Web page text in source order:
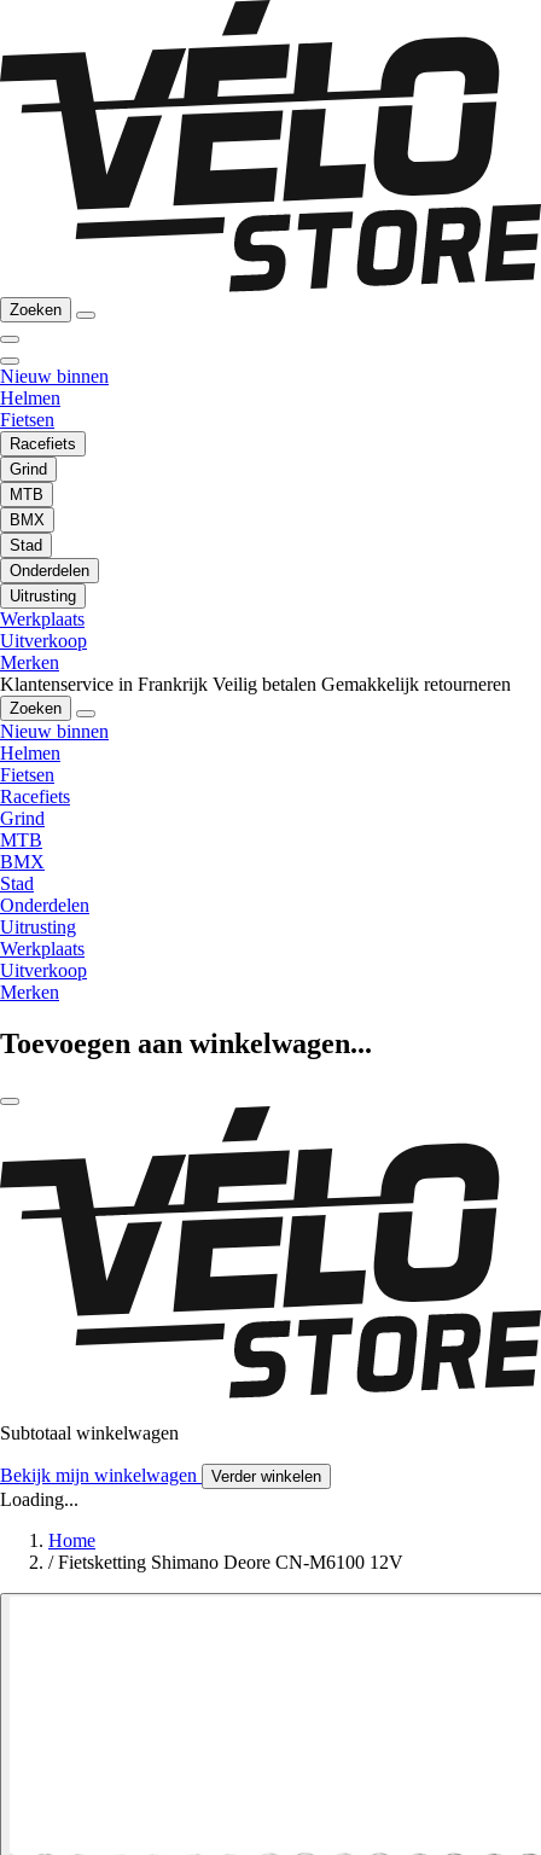
Zoeken
Nieuw binnen
Helmen
Fietsen
Racefiets
Grind
MTB
BMX
Stad
Onderdelen
Uitrusting
Werkplaats
Uitverkoop
Merken
Klantenservice in Frankrijk Veilig betalen Gemakkelijk retourneren
Zoeken
Nieuw binnen
Helmen
Fietsen
Racefiets
Grind
MTB
BMX
Stad
Onderdelen
Uitrusting
Werkplaats
Uitverkoop
Merken
Toevoegen aan winkelwagen...
Subtotaal winkelwagen
Bekijk mijn winkelwagen Verder winkelen
Loading...
Home
/ Fietsketting Shimano Deore CN-M6100 12V